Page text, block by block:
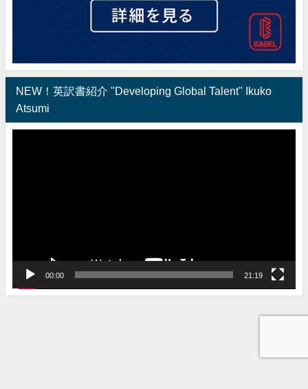
NEW！英訳書紹介 "Developing Global Talent" Ikuko
Atsumi
00:00 21:19